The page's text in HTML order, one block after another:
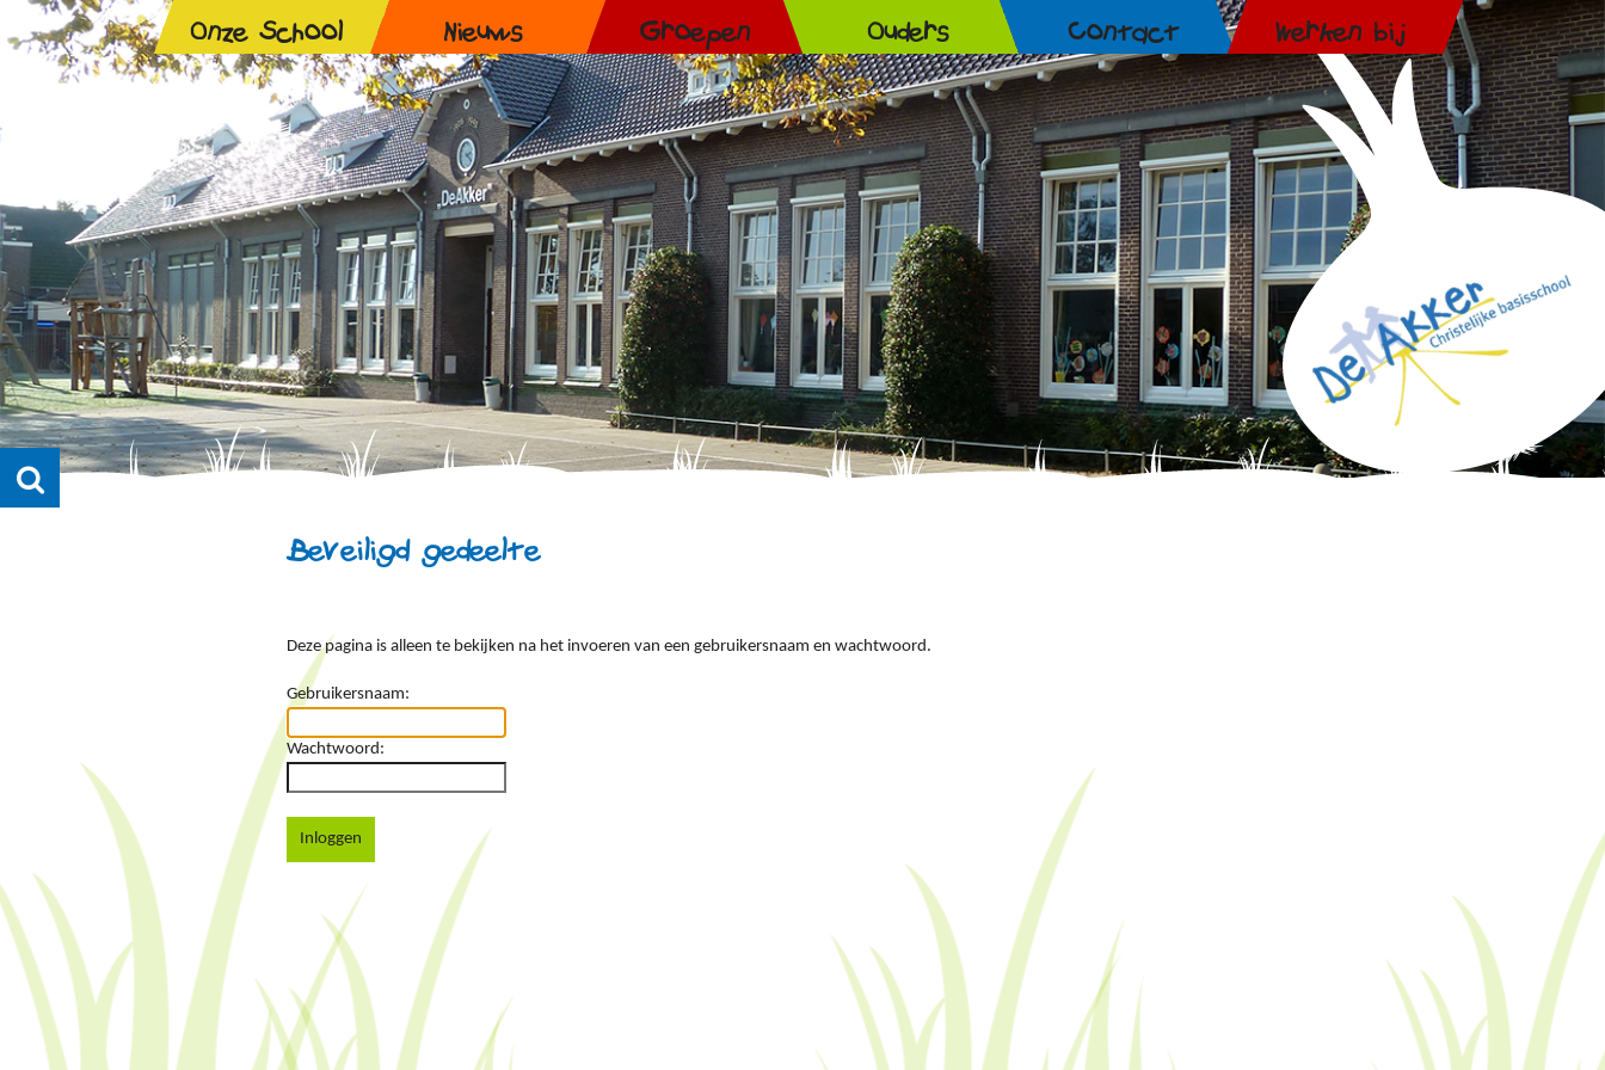
Onze School Nieuws Groepen Ouders Contact Werken bij
Beveiligd gedeelte
Deze pagina is alleen te bekijken na het invoeren van een gebruikersnaam en wachtwoord.
Gebruikersnaam:
Wachtwoord:
Inloggen